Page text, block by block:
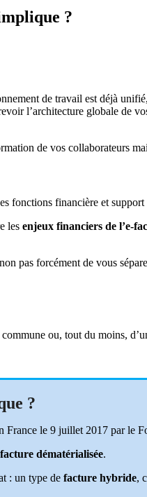
?
de travail est déjà
l’architecture globale de
de vos collaborateurs
fonctions financière et
les enjeux financiers de l’e-
pas forcément de vous
commune ou, tout du moins,
?
le 9 juillet 2017 par le
dématérialisée.
: un type de facture hybride,